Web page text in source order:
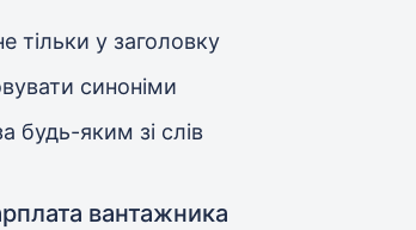
тільки у заголовку
синоніми
будь-яким зі слів
вантажника